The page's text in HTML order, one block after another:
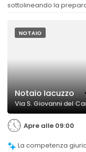
sottolineando la
NOTAIO
Notaio Iacuzzo
Via S. Giovanni del
Apre alle 09:00